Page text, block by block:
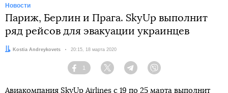
Новости
Париж, Берлин и Прага. SkyUp выполнит
ряд рейсов для эвакуации украинцев
Автор:Kostia Andreykovets Дата:
20:15, 18 марта 2020
Facebook
1
Twitter TelegramViber
Авиакомпания SkyUp Airlines с 19 по 25 марта выполнит